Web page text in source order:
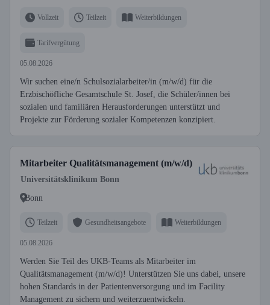
Vollzeit Teilzeit Weiterbildungen
Tarifvergütung
05.08.2026
Wir suchen eine/n Schulsozialarbeiter/in (m/w/d) für die
Erzbischöfliche Gesamtschule St. Josef, die Schüler/innen bei
sozialen und familiären Herausforderungen unterstützt und
Projekte zur Förderung sozialer Kompetenzen konzipiert.
Mitarbeiter Qualitätsmanagement (m/w/d)
Universitätsklinikum Bonn
Bonn
Teilzeit Gesundheitsangebote Weiterbildungen
05.08.2026
Werden Sie Teil des UKB-Teams als Mitarbeiter im
Qualitätsmanagement (m/w/d)! Unterstützen Sie uns dabei, unsere
hohen Standards in der Patientenversorgung und im Facility
Management zu sichern und weiterzuentwickeln.